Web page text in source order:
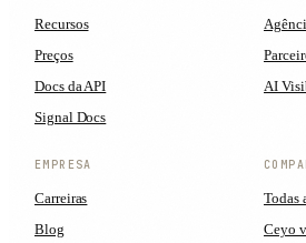
Recursos
Preços
Docs da API
Signal Docs
AI
EMPRESA
Carreiras
Blog
Todas
Ceyo